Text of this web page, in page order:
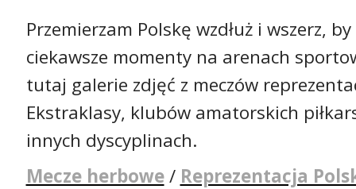
Przemierzam Polskę wzdłuż i wszerz,
ciekawsze momenty na arenach
tutaj galerie zdjęć z meczów
Ekstraklasy, klubów amatorskich
innych dyscyplinach.
Mecze herbowe/ Reprezentacja